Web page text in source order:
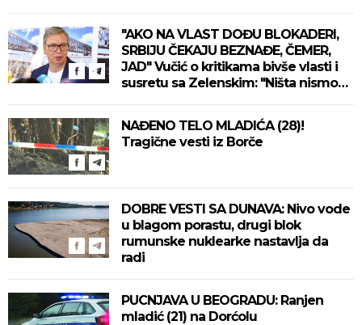
"AKO NA VLAST DOĐU BLOKADERI,
SRBIJU ČEKAJU BEZNAĐE, ČEMER,
JAD" Vučić o kritikama bivše vlasti i
susretu sa Zelenskim: "Ništa nismo
NAĐENO TELO MLADIĆA (28)!
Tragične vesti iz Borče
DOBRE VESTI SA DUNAVA: Nivo vode
u blagom porastu, drugi blok
rumunske nuklearke nastavlja da
radi
PUCNJAVA U BEOGRADU: Ranjen
mladić (21) na Dorćolu